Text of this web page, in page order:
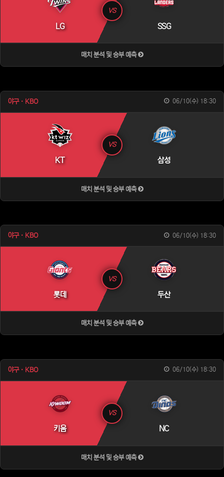
LG
VS
SSG
매치 분석 및 승부 예측
야구 · KBO 06/10(수) 18:30
KT
VS
삼성
매치 분석 및 승부 예측
야구 · KBO 06/10(수) 18:30
롯데
VS
두산
매치 분석 및 승부 예측
야구 · KBO 06/10(수) 18:30
키움
VS
NC
매치 분석 및 승부 예측